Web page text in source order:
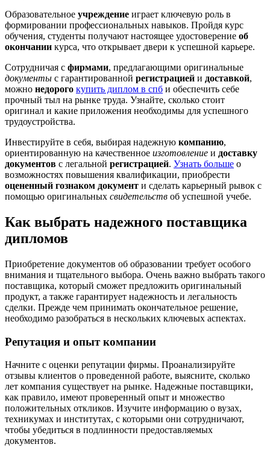
Образовательное учреждение играет ключевую роль в
формировании профессиональных навыков. Пройдя курс
обучения, студенты получают настоящее удостоверение об
окончании курса, что открывает двери к успешной карьере.
Сотрудничая с фирмами, предлагающими оригинальные
документы с гарантированной регистрацией и доставкой,
можно недорого купить диплом в спб и обеспечить себе
прочный тыл на рынке труда. Узнайте, сколько стоит
оригинал и какие приложения необходимы для успешного
трудоустройства.
Инвестируйте в себя, выбирая надежную компанию,
ориентированную на качественное изготовление и доставку
документов с легальной регистрацией. Узнать больше о
возможностях повышения квалификации, приобрести
оцененный гознаком документ и сделать карьерный рывок с
помощью оригинальных свидетельств об успешной учебе.
Как выбрать надежного поставщика
дипломов
Приобретение документов об образовании требует особого
внимания и тщательного выбора. Очень важно выбрать такого
поставщика, который сможет предложить оригинальный
продукт, а также гарантирует надежность и легальность
сделки. Прежде чем принимать окончательное решение,
необходимо разобраться в нескольких ключевых аспектах.
Репутация и опыт компании
Начните с оценки репутации фирмы. Проанализируйте
отзывы клиентов о проведенной работе, выясните, сколько
лет компания существует на рынке. Надежные поставщики,
как правило, имеют проверенный опыт и множество
положительных откликов. Изучите информацию о вузах,
техникумах и институтах, с которыми они сотрудничают,
чтобы убедиться в подлинности предоставляемых
документов.